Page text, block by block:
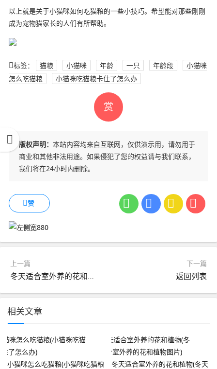
以上就是关于小猫咪如何吃猫粮的一些小技巧。希望能对那些刚刚
成为宠物猫家长的人们有所帮助。
标签： 猫粮 小猫咪 年龄 一只 年龄段
小猫咪
怎么吃猫粮
小猫咪吃猫粮卡住了怎么办
赏
版权声明： 本站内容均来自互联网，仅供演示用，请勿用于
商业和其他非法用途。如果侵犯了您的权益请与我们联系，
我们将在24小时内删除。
赞
上一篇
冬天适合室外养的花和植物(冬天适合室外养的花和植物图片)
下一篇
返回列表
相关文章
小猫咪怎么吃猫粮(小猫咪吃猫粮
冬天适合室外养的花和植物(冬天